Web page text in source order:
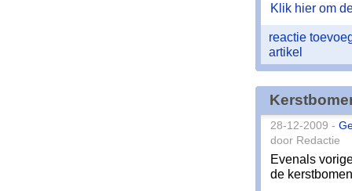
Klik hier om
reactie
artikel
28-12-2009 -
door Redactie
Evenals
de